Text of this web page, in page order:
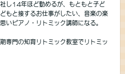
し14年ほど勤めるが、もともと子ど
もと接するお仕事がしたい、音楽の楽
いピアノ・リトミック講師になる。
専門の知育リトミック教室でリトミッ